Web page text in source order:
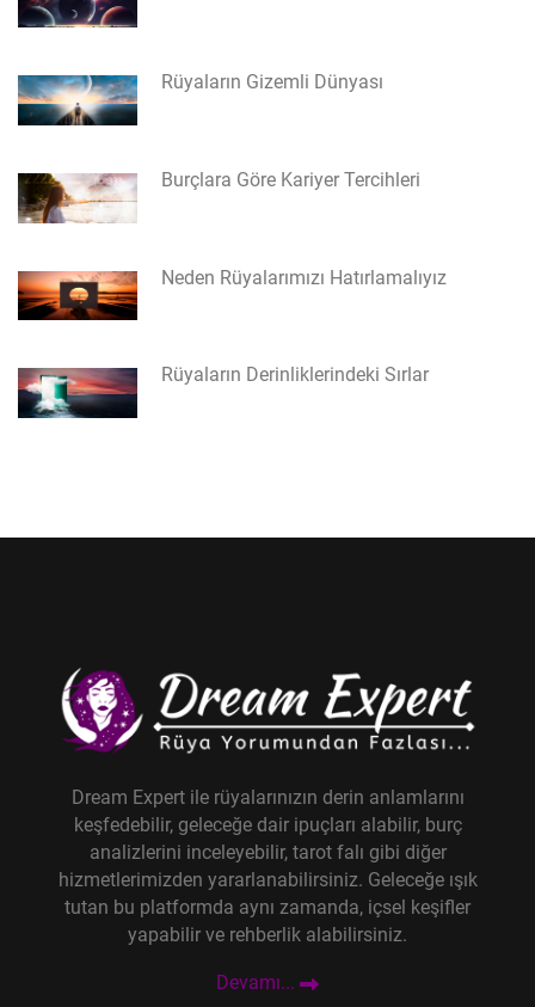
Rüyaların Gizemli Dünyası
Burçlara Göre Kariyer Tercihleri
Neden Rüyalarımızı Hatırlamalıyız
Rüyaların Derinliklerindeki Sırlar
Dream Expert ile rüyalarınızın derin anlamlarını
keşfedebilir, geleceğe dair ipuçları alabilir, burç
analizlerini inceleyebilir, tarot falı gibi diğer
hizmetlerimizden yararlanabilirsiniz. Geleceğe ışık
tutan bu platformda aynı zamanda, içsel keşifler
yapabilir ve rehberlik alabilirsiniz.
Devamı...